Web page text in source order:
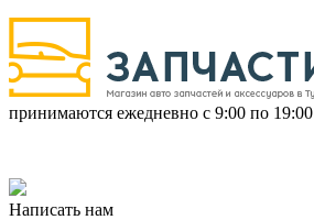
принимаются ежедневно с 9:00 по 19:00
Написать нам